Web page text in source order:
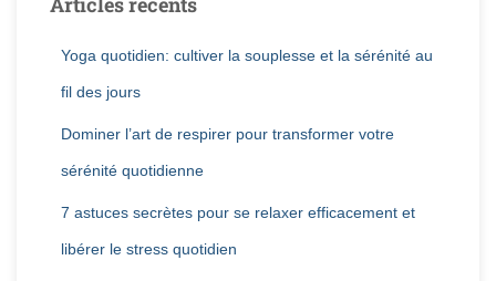
Yoga quotidien: cultiver la souplesse et la sérénité au
fil des jours
Dominer l’art de respirer pour transformer votre
sérénité quotidienne
7 astuces secrètes pour se relaxer efficacement et
libérer le stress quotidien